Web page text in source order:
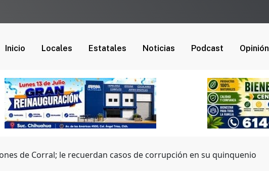
Inicio Locales Estatales Noticias Podcast Opinión
de Corral; le recuerdan casos de corrupción en su quinquenio